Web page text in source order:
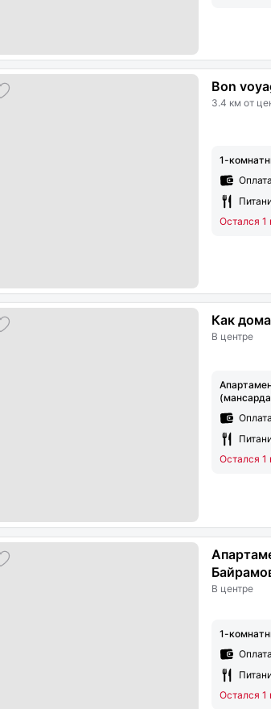
Bon
3.4 км от
1-
Остался 1
Как
В центре
Остался 1
В центре
1-
Остался 1